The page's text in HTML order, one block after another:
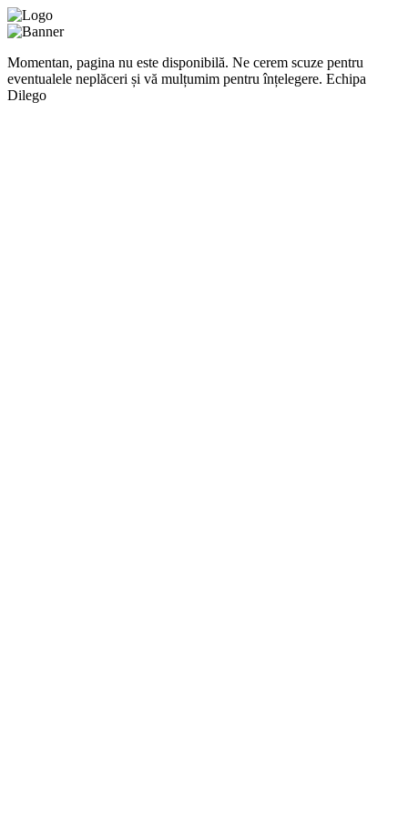
Momentan, pagina nu este disponibilă. Ne cerem scuze pentru
eventualele neplăceri și vă mulțumim pentru înțelegere. Echipa
Dilego